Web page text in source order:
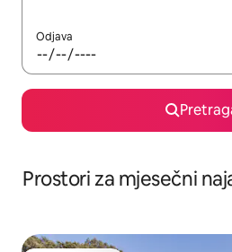
Odjava
Prostori za mjesečni